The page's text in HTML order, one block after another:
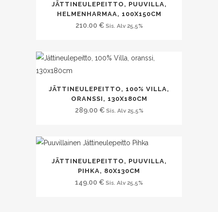
JÄTTINEULEPEITTO, PUUVILLA,
HELMENHARMAA, 100X150CM
210.00 € Sis. Alv 25,5%
JÄTTINEULEPEITTO, 100% VILLA,
ORANSSI, 130X180CM
289.00 € Sis. Alv 25,5%
JÄTTINEULEPEITTO, PUUVILLA,
PIHKA, 80X130CM
149.00 € Sis. Alv 25,5%